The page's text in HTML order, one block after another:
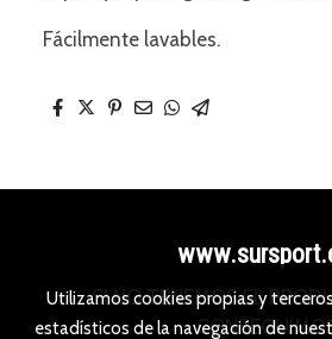
Fácilmente lavables.
SI NO TENEMOS EL
Utilizamos cookies propias y
estadísticos de la navegación de